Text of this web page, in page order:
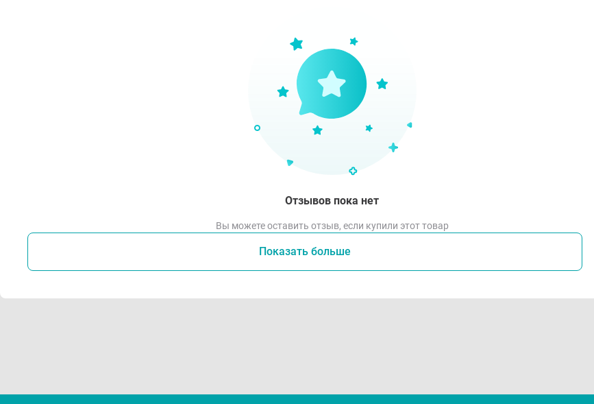
Отзывов пока нет
Вы можете оставить отзыв, если купили этот товар
Показать больше